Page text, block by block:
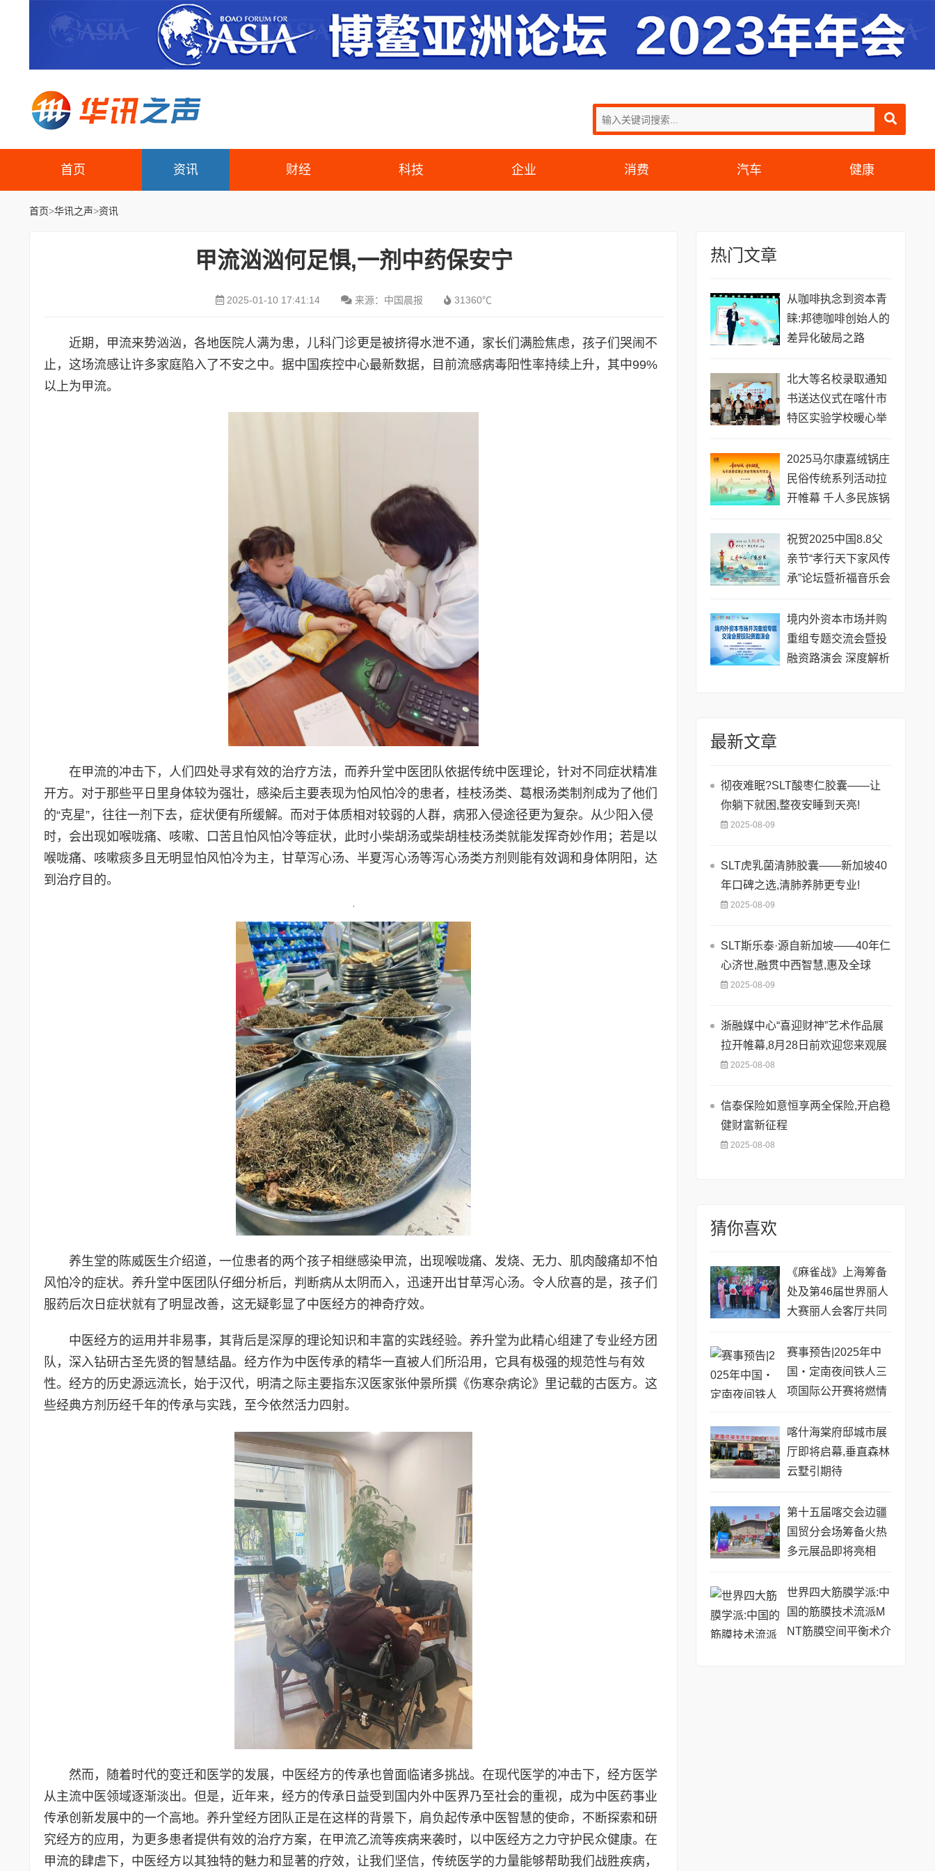
首页 资讯 财经 科技 企业 消费 汽车 健康
首页>华讯之声>资讯
甲流汹汹何足惧,一剂中药保安宁
2025-01-10 17:41:14 来源：中国晨报 31360℃
近期，甲流来势汹汹，各地医院人满为患，儿科门诊更是被挤得水泄不通，家长们满脸焦虑，孩子们哭闹不
止，这场流感让许多家庭陷入了不安之中。据中国疾控中心最新数据，目前流感病毒阳性率持续上升，其中99%
以上为甲流。
在甲流的冲击下，人们四处寻求有效的治疗方法，而养升堂中医团队依据传统中医理论，针对不同症状精准
开方。对于那些平日里身体较为强壮，感染后主要表现为怕风怕冷的患者，桂枝汤类、葛根汤类制剂成为了他们
的“克星”，往往一剂下去，症状便有所缓解。而对于体质相对较弱的人群，病邪入侵途径更为复杂。从少阳入侵
时，会出现如喉咙痛、咳嗽、口苦且怕风怕冷等症状，此时小柴胡汤或柴胡桂枝汤类就能发挥奇妙作用；若是以
喉咙痛、咳嗽痰多且无明显怕风怕冷为主，甘草泻心汤、半夏泻心汤等泻心汤类方剂则能有效调和身体阴阳，达
到治疗目的。
养生堂的陈威医生介绍道，一位患者的两个孩子相继感染甲流，出现喉咙痛、发烧、无力、肌肉酸痛却不怕
风怕冷的症状。养升堂中医团队仔细分析后，判断病从太阴而入，迅速开出甘草泻心汤。令人欣喜的是，孩子们
服药后次日症状就有了明显改善，这无疑彰显了中医经方的神奇疗效。
中医经方的运用并非易事，其背后是深厚的理论知识和丰富的实践经验。养升堂为此精心组建了专业经方团
队，深入钻研古圣先贤的智慧结晶。经方作为中医传承的精华一直被人们所沿用，它具有极强的规范性与有效
性。经方的历史源远流长，始于汉代，明清之际主要指东汉医家张仲景所撰《伤寒杂病论》里记载的古医方。这
些经典方剂历经千年的传承与实践，至今依然活力四射。
然而，随着时代的变迁和医学的发展，中医经方的传承也曾面临诸多挑战。在现代医学的冲击下，经方医学
从主流中医领域逐渐淡出。但是，近年来，经方的传承日益受到国内外中医界乃至社会的重视，成为中医药事业
传承创新发展中的一个高地。养升堂经方团队正是在这样的背景下，肩负起传承中医智慧的使命，不断探索和研
究经方的应用，为更多患者提供有效的治疗方案，在甲流乙流等疾病来袭时，以中医经方之力守护民众健康。在
甲流的肆虐下，中医经方以其独特的魅力和显著的疗效，让我们坚信，传统医学的力量能够帮助我们战胜疾病，
热门文章
从咖啡执念到资本青
睐:邦德咖啡创始人的
差异化破局之路
北大等名校录取通知
书送达仪式在喀什市
特区实验学校暖心举
2025马尔康嘉绒锅庄
民俗传统系列活动拉
开帷幕 千人多民族锅
城”
祝贺2025中国8.8父
亲节“孝行天下家风传
承”论坛暨祈福音乐会
境内外资本市场并购
重组专题交流会暨投
融资路演会 深度解析
最新文章
彻夜难眠?SLT酸枣仁胶囊——让
你躺下就困,整夜安睡到天亮!
2025-08-09
SLT虎乳菌清肺胶囊——新加坡40
年口碑之选,清肺养肺更专业!
2025-08-09
SLT斯乐泰·源自新加坡——40年仁
心济世,融贯中西智慧,惠及全球
2025-08-09
浙融媒中心“喜迎财神”艺术作品展
拉开帷幕,8月28日前欢迎您来观展
2025-08-08
信泰保险如意恒享两全保险,开启稳
健财富新征程
2025-08-08
猜你喜欢
《麻雀战》上海筹备
处及第46届世界丽人
大赛丽人会客厅共同
赛事预告|2025年中
国・定南夜间铁人三
项国际公开赛将燃情
喀什海棠府邸城市展
厅即将启幕,垂直森林
云墅引期待
第十五届喀交会边疆
国贸分会场筹备火热
多元展品即将亮相
世界四大筋膜学派:中
国的筋膜技术流派M
NT筋膜空间平衡术介